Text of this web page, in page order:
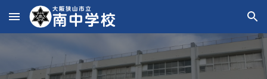
Skip to main content Skip to navigation